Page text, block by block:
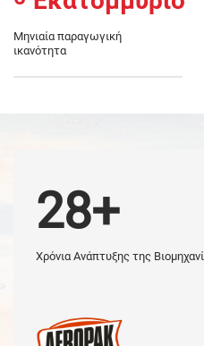
Μηνιαία παραγωγική
ικανότητα
28+
Χρόνια Ανάπτυξης της